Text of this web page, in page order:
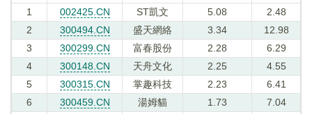
1
002425.CN ST凱文 5.08
2.48
2
300494.CN 盛天網絡 3.34
12.98
3
300299.CN 富春股份 2.28
6.29
4
300148.CN 天舟文化 2.25
4.55
5
300315.CN 掌趣科技 2.23
6.41
6
300459.CN 湯姆貓 1.73
7.04